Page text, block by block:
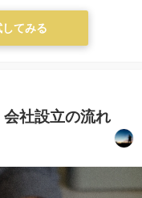
てみる
社設立の流れ